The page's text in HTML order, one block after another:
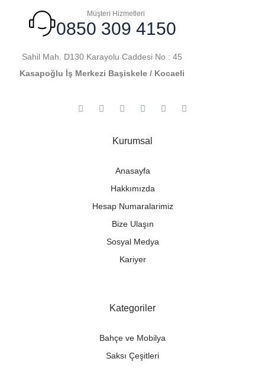
Müşteri Hizmetleri
0850 309 4150
Sahil Mah. D130 Karayolu Caddesi No : 45
Kasapoğlu İş Merkezi Başiskele / Kocaeli
Kurumsal
Anasayfa
Hakkımızda
Hesap Numaralarimiz
Bize Ulaşın
Sosyal Medya
Kariyer
Kategoriler
Bahçe ve Mobilya
Saksı Çeşitleri